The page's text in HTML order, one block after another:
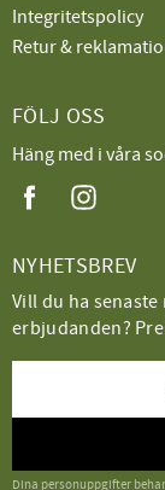
Integritetspolicy
Retur &
FÖLJ OSS
Häng med i våra
NYHETSBREV
Vill du ha
erbjudanden?
Dina personuppgifter